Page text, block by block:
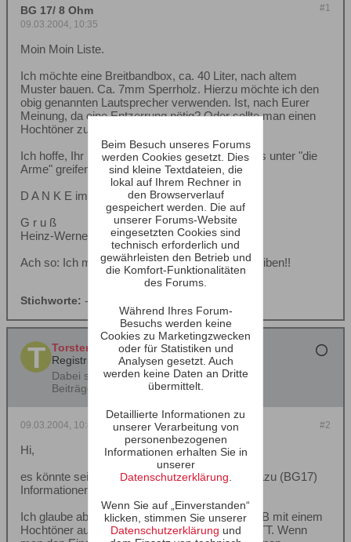
#1
BG 17/ 8 Ohm
09.03.2004, 10:35
Moin Moin Liste.
Ich möchte eine Breitbandbox, ca. 40 Liter, nach altem
Muster bauen. Ca. 7mm Sperrholz. Hierzu möchte ich den
obig genannten Lautsprecher verwenden. Ist, nach Eurer
Meinung, da eine Entzerrung nötig? Oder sollte man einen
Hochtöner zusätzlich einsetzen?
Ich hoffe, Ihr könnt mir bzgl. dieser Sache etwas unter "die
Arme" greifen.
D A N K E im Voraus!
G r u ß
Heinz-Werner Strob
Ach so: Ich möchte das Teil mit ner Röhre betreiben!!
Stichworte: -
Torsten
Registrierter Benutzer
Dabei seit: 20.02.2002
Beiträge:
#2
09.03.2004, 10:47
Hi,
es könnte sein das in der nächsten Zeit auch dazu (BG17)
Informationen zu bekommen sind.
Ich glaube aber nicht das es sinnvoll ist einen BB mit einem
Hochtöner aufzurüsten, sondern eher mit nem TT. Wenn
Beim Besuch unseres Forums
werden Cookies gesetzt. Dies
sind kleine Textdateien, die
lokal auf Ihrem Rechner in
den Browserverlauf
gespeichert werden. Die auf
unserer Forums-Website
eingesetzten Cookies sind
technisch erforderlich und
gewährleisten den Betrieb und
die Komfort-Funktionalitäten
des Forums.
Während Ihres Forum-
Besuchs werden keine
Cookies zu Marketingzwecken
oder für Statistiken und
Analysen gesetzt. Auch
werden keine Daten an Dritte
übermittelt.
Detaillierte Informationen zu
unserer Verarbeitung von
personenbezogenen
Informationen erhalten Sie in
unserer
Datenschutzerklärung
Wenn Sie auf „Einverstanden“
klicken, stimmen Sie unserer
Datenschutzerklärung und